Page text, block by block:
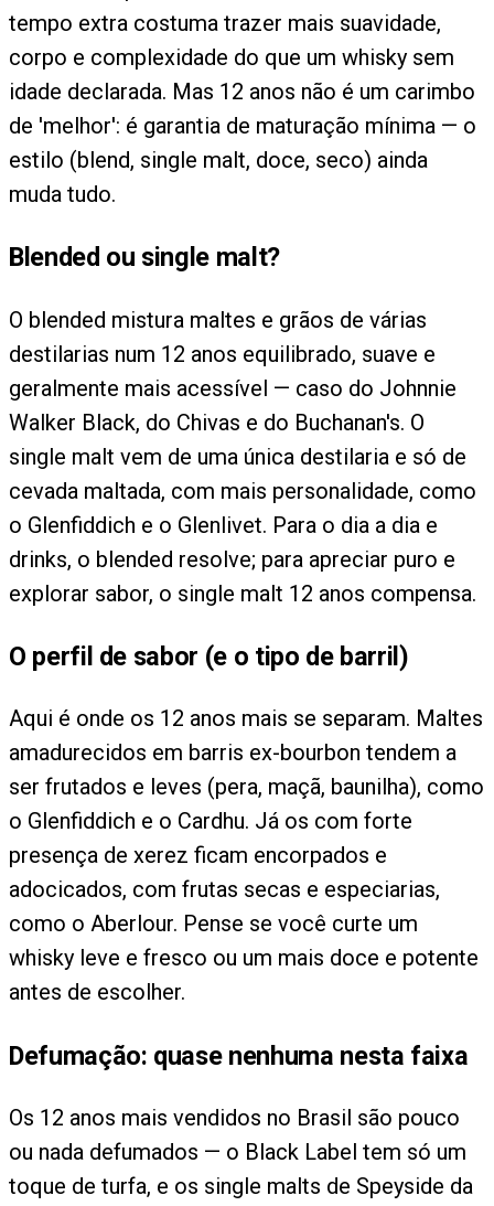
tempo extra costuma trazer mais suavidade,
corpo e complexidade do que um whisky sem
idade declarada. Mas 12 anos não é um carimbo
de 'melhor': é garantia de maturação mínima — o
estilo (blend, single malt, doce, seco) ainda
muda tudo.
Blended ou single malt?
O blended mistura maltes e grãos de várias
destilarias num 12 anos equilibrado, suave e
geralmente mais acessível — caso do Johnnie
Walker Black, do Chivas e do Buchanan's. O
single malt vem de uma única destilaria e só de
cevada maltada, com mais personalidade, como
o Glenfiddich e o Glenlivet. Para o dia a dia e
drinks, o blended resolve; para apreciar puro e
explorar sabor, o single malt 12 anos compensa.
O perfil de sabor (e o tipo de barril)
Aqui é onde os 12 anos mais se separam. Maltes
amadurecidos em barris ex-bourbon tendem a
ser frutados e leves (pera, maçã, baunilha), como
o Glenfiddich e o Cardhu. Já os com forte
presença de xerez ficam encorpados e
adocicados, com frutas secas e especiarias,
como o Aberlour. Pense se você curte um
whisky leve e fresco ou um mais doce e potente
antes de escolher.
Defumação: quase nenhuma nesta faixa
Os 12 anos mais vendidos no Brasil são pouco
ou nada defumados — o Black Label tem só um
toque de turfa, e os single malts de Speyside da